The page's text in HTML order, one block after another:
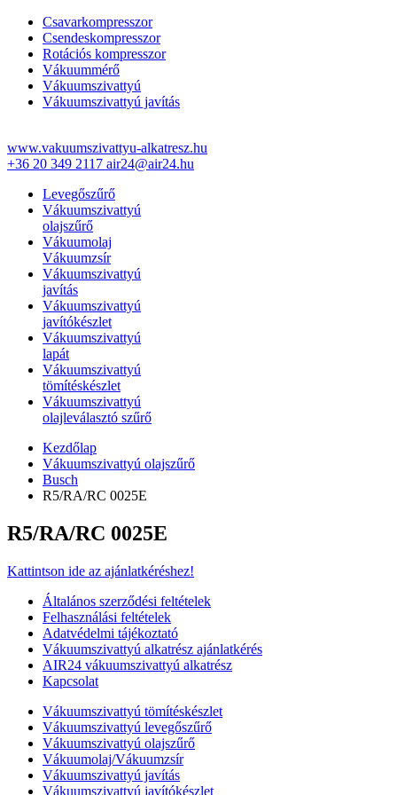
Csavarkompresszor
Csendeskompresszor
Rotációs kompresszor
Vákuummérő
Vákuumszivattyú
Vákuumszivattyú javítás
www.vakuumszivattyu-alkatresz.hu
+36 20 349 2117 air24@air24.hu
Levegőszűrő
Vákuumszivattyú
olajszűrő
Vákuumolaj
Vákuumzsír
Vákuumszivattyú
javítás
Vákuumszivattyú
javítókészlet
Vákuumszivattyú
lapát
Vákuumszivattyú
tömítéskészlet
Vákuumszivattyú
olajleválasztó szűrő
Kezdőlap
Vákuumszivattyú olajszűrő
Busch
R5/RA/RC 0025E
R5/RA/RC 0025E
Kattintson ide az ajánlatkéréshez!
Általános szerződési feltételek
Felhasználási feltételek
Adatvédelmi tájékoztató
Vákuumszivattyú alkatrész ajánlatkérés
AIR24 vákuumszivattyú alkatrész
Kapcsolat
Vákuumszivattyú tömítéskészlet
Vákuumszivattyú levegőszűrő
Vákuumszivattyú olajszűrő
Vákuumolaj/Vákuumzsír
Vákuumszivattyú javítás
Vákuumszivattyú javítókészlet